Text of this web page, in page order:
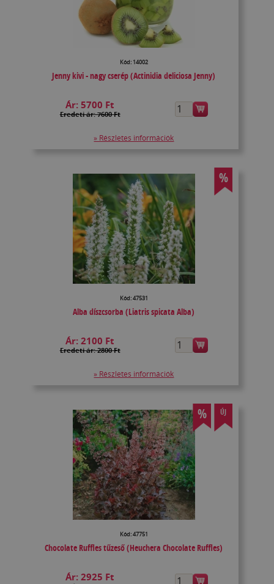
Kód: 14002
Jenny kivi - nagy cserép (Actinidia deliciosa Jenny)
Ár:5700 Ft
Eredeti ár: 7600 Ft
» Részletes információk
%
Kód: 47531
Alba díszcsorba (Liatris spicata Alba)
Ár:2100 Ft
Eredeti ár: 2800 Ft
» Részletes információk
% ÚJ
Kód: 47751
Chocolate Ruffles tűzeső (Heuchera Chocolate Ruffles)
Ár:2925 Ft